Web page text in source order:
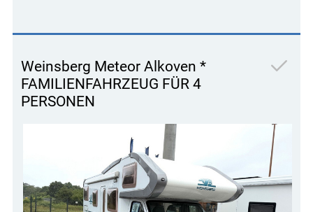
Weinsberg Meteor Alkoven *
FAMILIENFAHRZEUG FÜR 4
PERSONEN